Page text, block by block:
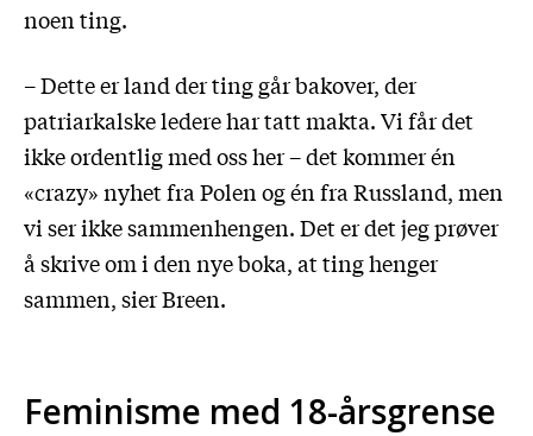
noen ting.
– Dette er land der ting går bakover, der
patriarkalske ledere har tatt makta. Vi får det
ikke ordentlig med oss her – det kommer én
«crazy» nyhet fra Polen og én fra Russland, men
vi ser ikke sammenhengen. Det er det jeg prøver
å skrive om i den nye boka, at ting henger
sammen, sier Breen.
Feminisme med 18-årsgrense